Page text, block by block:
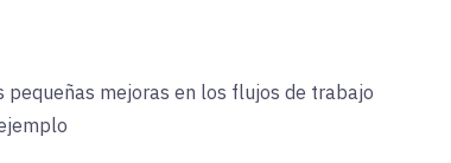
pequeñas mejoras en los flujos de trabajo